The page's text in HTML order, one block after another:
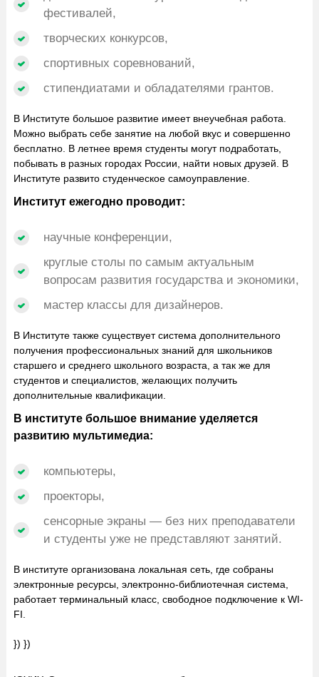
фестивалей,
творческих конкурсов,
спортивных соревнований,
стипендиатами и обладателями грантов.
В Институте большое развитие имеет внеучебная работа.
Можно выбрать себе занятие на любой вкус и совершенно
бесплатно. В летнее время студенты могут подработать,
побывать в разных городах России, найти новых друзей. В
Институте развито студенческое самоуправление.
Институт ежегодно проводит:
научные конференции,
круглые столы по самым актуальным
вопросам развития государства и экономики,
мастер классы для дизайнеров.
В Институте также существует система дополнительного
получения профессиональных знаний для школьников
старшего и среднего школьного возраста, а так же для
студентов и специалистов, желающих получить
дополнительные квалификации.
В институте большое внимание уделяется
развитию мультимедиа:
компьютеры,
проекторы,
сенсорные экраны — без них преподаватели
и студенты уже не представляют занятий.
В институте организована локальная сеть, где собраны
электронные ресурсы, электронно-библиотечная система,
работает терминальный класс, свободное подключение к WI-
FI.
}) })